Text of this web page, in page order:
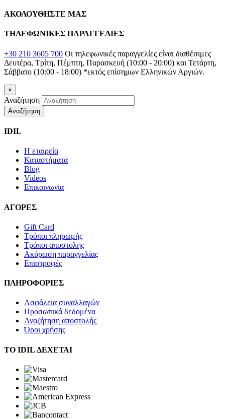
ΑΚΟΛΟΥΘΗΣΤΕ ΜΑΣ
ΤΗΛΕΦΩΝΙΚΕΣ ΠΑΡΑΓΓΕΛΙΕΣ
+30 210 3605 700 Οι τηλεφωνικές παραγγελίες είναι διαθέσιμες
Δευτέρα, Τρίτη, Πέμπτη, Παρασκευή (10:00 - 20:00) και Τετάρτη,
Σάββατο (10:00 - 18:00) *εκτός επίσημων Ελληνικών Αργιών.
×
Αναζήτηση
Αναζήτηση
IDIL
Η εταιρεία
Καταστήματα
Blog
Videos
Επικοινωνία
ΑΓΟΡΕΣ
Gift Card
Τρόποι πληρωμής
Τρόποι αποστολής
Ακύρωση παραγγελίας
Επιστροφές
ΠΛΗΡΟΦΟΡΙΕΣ
Ασφάλεια συναλλαγών
Προσωπικά δεδομένα
Αναζήτηση αποστολής
Όροι χρήσης
ΤΟ IDIL ΔΕΧΕΤΑΙ